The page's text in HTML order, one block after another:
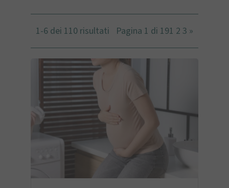
1-6 dei 110 risultati Pagina 1 di 191 2 3 »